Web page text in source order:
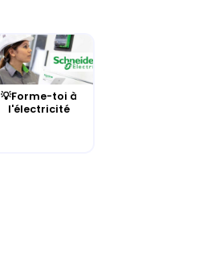
💡Forme-toi à
l'électricité